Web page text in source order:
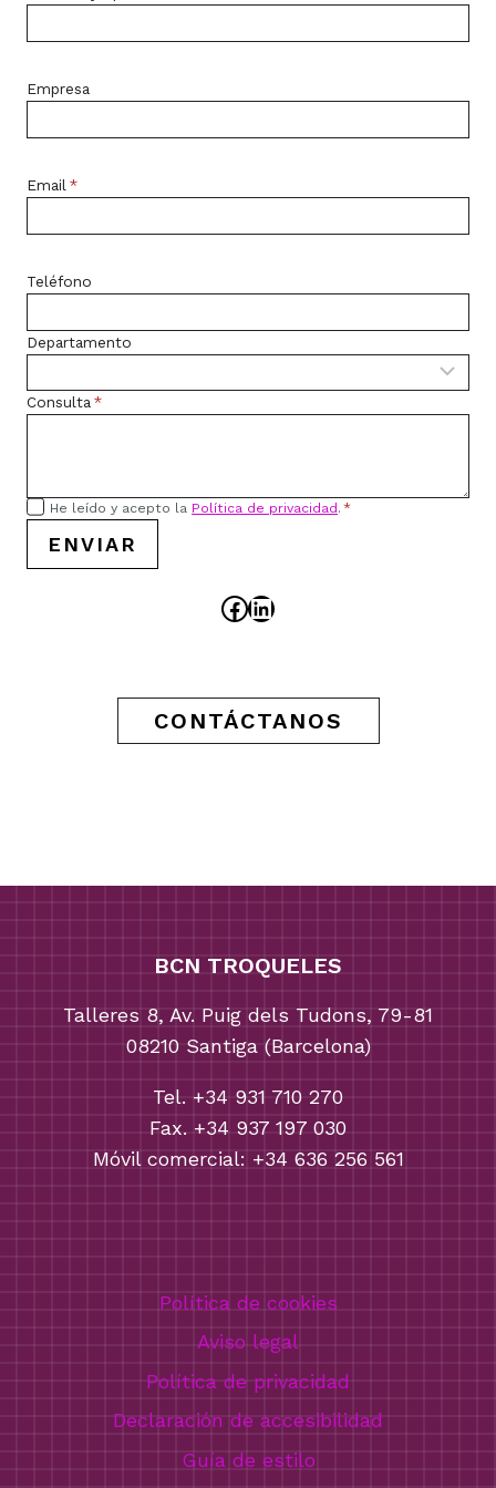
Empresa
Email *
Teléfono
Departamento
Consulta*
He leído y acepto la Política de privacidad. *
ENVIAR
Facebook
LinkedIn
CONTÁCTANOS
BCN TROQUELES
Talleres 8, Av. Puig dels Tudons, 79-81
08210 Santiga (Barcelona)
Tel. +34 931 710 270
Fax. +34 937 197 030
Móvil comercial: +34 636 256 561
Política de cookies
Aviso legal
Política de privacidad
Declaración de accesibilidad
Guía de estilo